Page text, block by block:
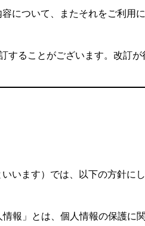
について、またそれをご利用
することがございます。改訂
います）では、以下の方針に
報」とは、個人情報の保護